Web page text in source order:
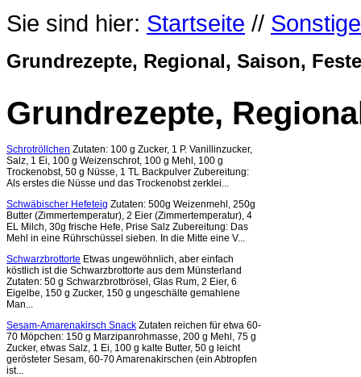
Sie sind hier: Startseite //
Grundrezepte, Regional, Saison,
Grundrezepte,
Schrotröllchen Zutaten: 100 g Zucker, 1 P. Vanillinzucker,
Salz, 1 Ei, 100 g Weizenschrot, 100 g Mehl, 100 g
Trockenobst, 50 g Nüsse, 1 TL Backpulver Zubereitung:
Als erstes die Nüsse und das Trockenobst zerklei...
Schwäbischer Hefeteig Zutaten: 500g Weizenmehl, 250g
Butter (Zimmertemperatur), 2 Eier (Zimmertemperatur), 4
EL Milch, 30g frische Hefe, Prise Salz Zubereitung: Das
Mehl in eine Rührschüssel sieben. In die Mitte eine V...
Schwarzbrottorte Etwas ungewöhnlich, aber einfach
köstlich ist die Schwarzbrottorte aus dem Münsterland
Zutaten: 50 g Schwarzbrotbrösel, Glas Rum, 2 Eier, 6
Eigelbe, 150 g Zucker, 150 g ungeschälte gemahlene
Man...
Sesam-Amarenakirsch Snack Zutaten reichen für etwa 60-
70 Möpchen: 150 g Marzipanrohmasse, 200 g Mehl, 75 g
Zucker, etwas Salz, 1 Ei, 100 g kalte Butter, 50 g leicht
gerösteter Sesam, 60-70 Amarenakirschen (ein Abtropfen
ist...